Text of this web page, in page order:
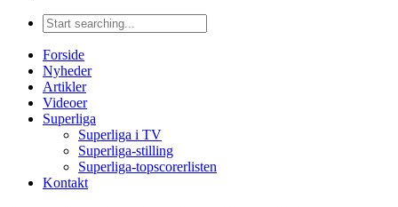
Forside
Nyheder
Artikler
Videoer
Superliga
Superliga i TV
Superliga-stilling
Superliga-topscorerlisten
Kontakt